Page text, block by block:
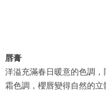
唇膏
洋溢充滿春日暖意的色調
霜色調，櫻唇變得自然的